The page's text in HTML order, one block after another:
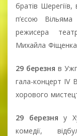
братів Шерегіїв,
п’єсою
режисера
Михайла
29 березня в
гала-концерт IV
хорового
29 березня у
комедії,